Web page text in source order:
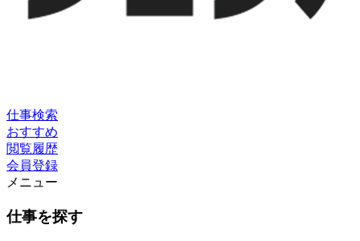
仕事検索
おすすめ
閲覧履歴
会員登録
メニュー
仕事を探す